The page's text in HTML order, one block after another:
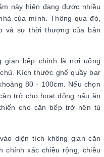
này hiện đang được nhiều
của mình. Thông qua đó,
và sự thời thượng của bản
gian bếp chính là nơi uống
Kích thước ghế quầy bar
80 - 100cm. Nếu chọn
trở cho hoạt động nấu ăn
cho căn bếp trở nên tù
diện tích không gian căn
chính xác chiều rộng, chiều